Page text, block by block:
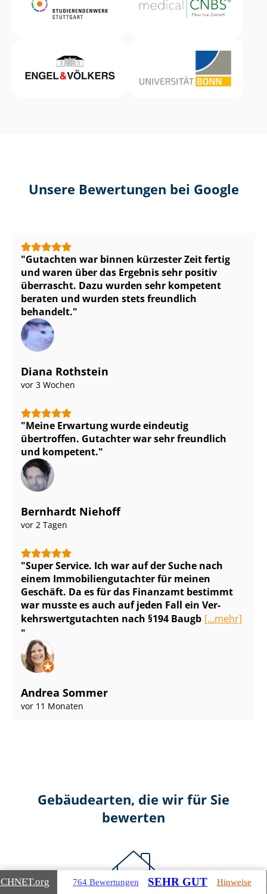
Unsere Bewertungen bei Google
Gutachten war binnen kürzester Zeit fertig
und waren über das Ergebnis sehr positiv
überrascht. Dazu wurden sehr kompetent
beraten und wurden stets freundlich
behandelt.
Diana Rothstein
vor 3 Wochen
Meine Erwartung wurde eindeutig
übertroffen. Gutachter war sehr freundlich
und kompetent.
Bernhardt Niehoff
vor 2 Tagen
Super Service. Ich war auf der Suche nach
einem Im­mo­bi­li­en­gut­ach­ter für meinen
Geschäft. Da es für das Finanzamt bestimmt
war musste es auch auf jeden Fall ein Ver­
kehrs­wert­gut­ach­ten nach §194 Baugb [...mehr]
Andrea Sommer
vor 11 Monaten
Gebäudearten, die wir für Sie
bewerten
.org 764 Bewertungen SEHR GUT Hinweise